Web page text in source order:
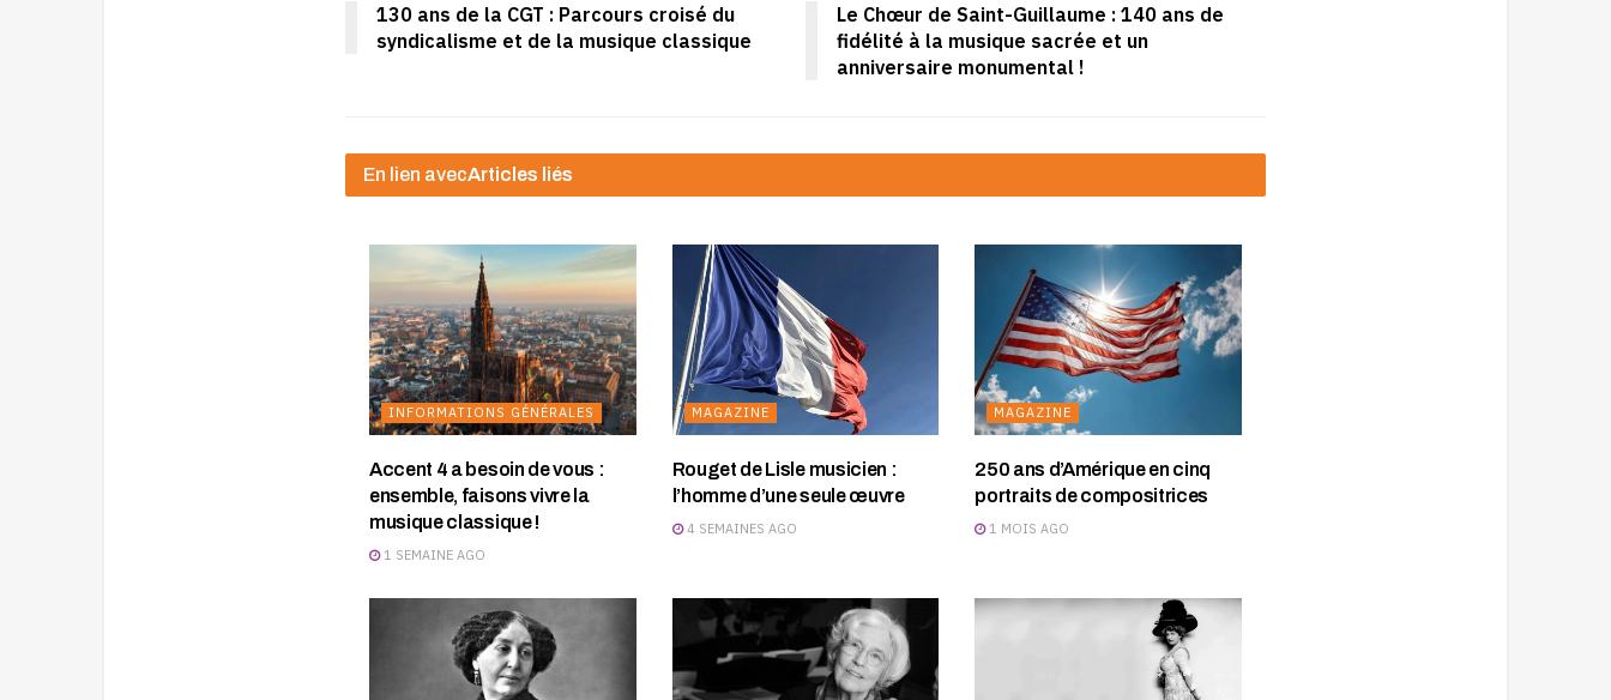
130 ans de la CGT : Parcours croisé du
syndicalisme et de la musique classique
Le Chœur de Saint-Guillaume : 140 ans de
fidélité à la musique sacrée et un
anniversaire monumental !
En lien avecArticles liés
INFORMATIONS GÉNÉRALES
Accent 4 a besoin de vous :
ensemble, faisons vivre la
musique classique !
1 SEMAINE AGO
MAGAZINE
Rouget de Lisle musicien :
l’homme d’une seule œuvre
4 SEMAINES AGO
MAGAZINE
250 ans d’Amérique en cinq
portraits de compositrices
1 MOIS AGO